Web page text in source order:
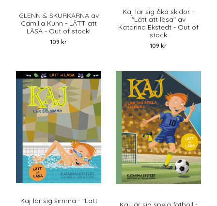
GLENN & SKURKARNA av
Camilla Kuhn - LÄTT att
LÄSA - Out of stock!
109 kr
Kaj lär sig åka skidor -
"Lätt att läsa" av
Katarina Ekstedt - Out of
stock
109 kr
Kaj lär sig simma - "Lätt